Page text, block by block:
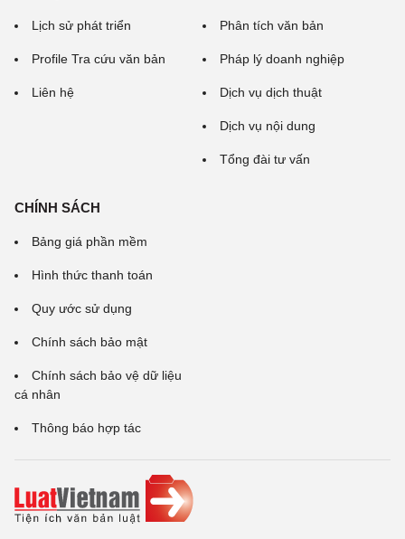
Lịch sử phát triển
Profile Tra cứu văn bản
Liên hệ
Phân tích văn bản
Pháp lý doanh nghiệp
Dịch vụ dịch thuật
Dịch vụ nội dung
Tổng đài tư vấn
CHÍNH SÁCH
Bảng giá phần mềm
Hình thức thanh toán
Quy ước sử dụng
Chính sách bảo mật
Chính sách bảo vệ dữ liệu
cá nhân
Thông báo hợp tác